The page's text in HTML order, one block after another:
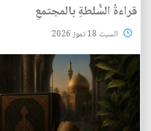
قراءةُ السُّلطةِ بالمجتمعِ
السبت 18 تموز 2026